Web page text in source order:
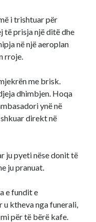
i trishtuar për
të prisja një ditë dhe
në një aeroplan
rroje.
me brisk.
dhimbjen. Hoqa
ynë në
direkt në
ju pyeti nëse donit të
ju pranuat.
e fundit e
ktheva nga funerali,
për të bërë kafe.